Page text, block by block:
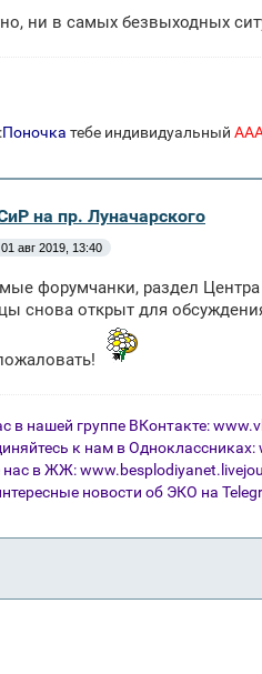
ни в самых безвыходных
:Поночка тебе индивидуальный
на пр. Луначарского
01 авг 2019, 13:40
форумчанки, раздел
снова открыт для
в нашей группе ВКонтакте:
к нам в Одноклассниках:
нас в ЖЖ:
новости об ЭКО на